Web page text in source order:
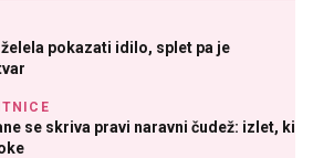
pokazati idilo, splet pa je
se skriva pravi naravni čudež: izlet, ki